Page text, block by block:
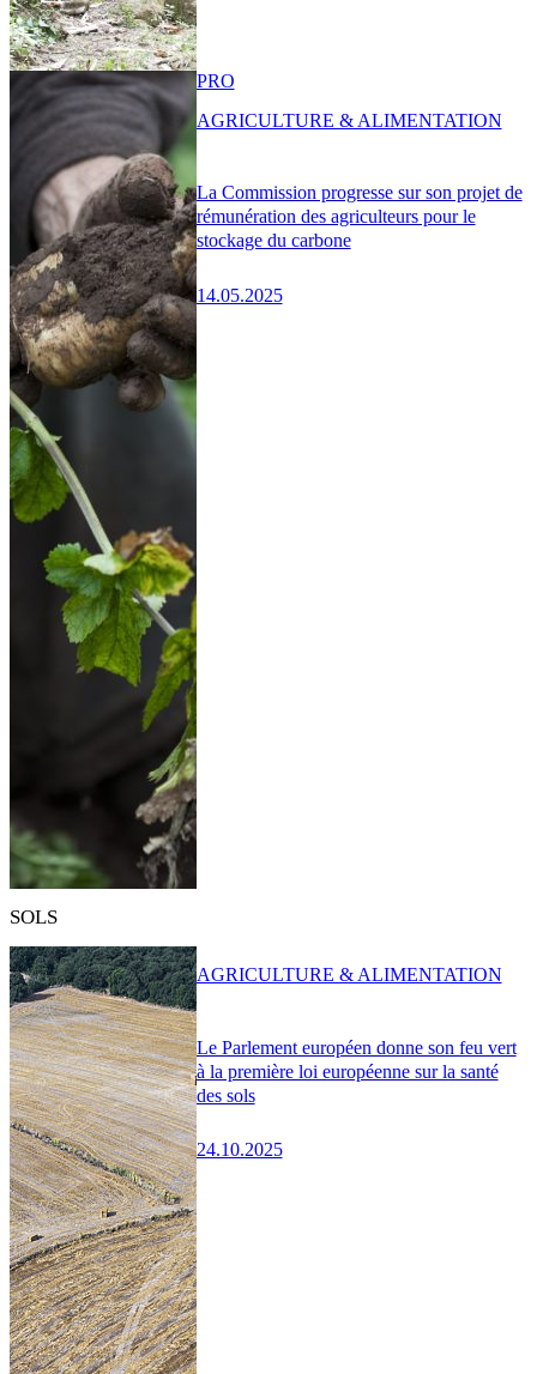
La Commission progresse sur son projet de
rémunération des agriculteurs pour le
stockage du carbone
14.05.2025
PRO
AGRICULTURE & ALIMENTATION
SOLS
Le Parlement européen donne son feu vert
à la première loi européenne sur la santé
des sols
24.10.2025
AGRICULTURE & ALIMENTATION